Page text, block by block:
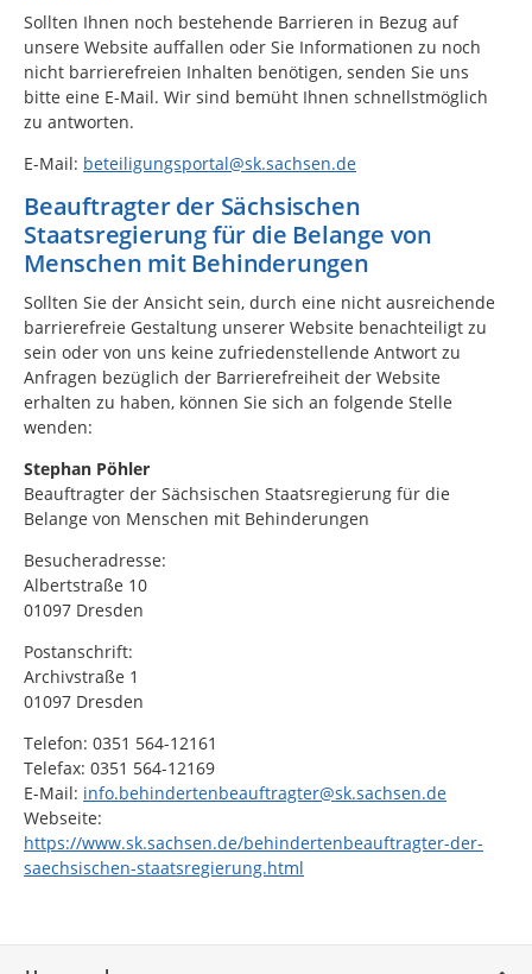
Sollten Ihnen noch bestehende Barrieren in Bezug auf
unsere Website auffallen oder Sie Informationen zu noch
nicht barrierefreien Inhalten benötigen, senden Sie uns
bitte eine E-Mail. Wir sind bemüht Ihnen schnellstmöglich
zu antworten.
E-Mail: beteiligungsportal@sk.sachsen.de
Beauftragter der Sächsischen
Staatsregierung für die Belange von
Menschen mit Behinderungen
Sollten Sie der Ansicht sein, durch eine nicht ausreichende
barrierefreie Gestaltung unserer Website benachteiligt zu
sein oder von uns keine zufriedenstellende Antwort zu
Anfragen bezüglich der Barrierefreiheit der Website
erhalten zu haben, können Sie sich an folgende Stelle
wenden:
Stephan Pöhler
Beauftragter der Sächsischen Staatsregierung für die
Belange von Menschen mit Behinderungen
Besucheradresse:
Albertstraße 10
01097 Dresden
Postanschrift:
Archivstraße 1
01097 Dresden
Telefon: 0351 564-12161
Telefax: 0351 564-12169
E-Mail: info.behindertenbeauftragter@sk.sachsen.de
Webseite:
https://www.sk.sachsen.de/behindertenbeauftragter-der-
saechsischen-staatsregierung.html